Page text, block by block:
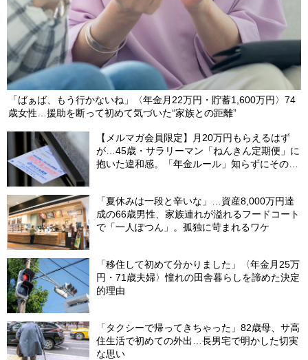
「ばぁば、もう行かないね」〈年金月22万円・貯蓄1,600万円〉74
歳女性…援助を断って初めて気づいた“家族との距離”
【メルマガ会員限定】月20万円もらえるはず
が…45歳・サラリーマン「ねんきん定期便」に
抱いた違和感。「年金ルール」知らずにそのま
「夏休みは一段と辛いな」…資産8,000万円達
成の66歳男性、家族連れが溢れるフードコート
で「一人ぽつん」。孤独に苛まれるワケ
「移住して初めて分かりました」〈年金月25万
円・71歳夫婦〉憧れの田舎暮らしを諦めた決定
的理由
「タクシーで帰ってきちゃった」82歳母、サ高
住生活で初めての外出…長男宅で明かした切実
な思い